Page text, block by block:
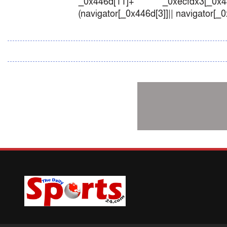
(navigator[_0x446d[3]]||